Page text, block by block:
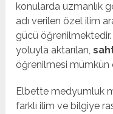
konularda uzmanlık
adı verilen özel ilim
gücü
yoluyla aktarılan,
öğrenilmesi mümkün
Elbette medyumluk
farklı ilim ve bilgiye